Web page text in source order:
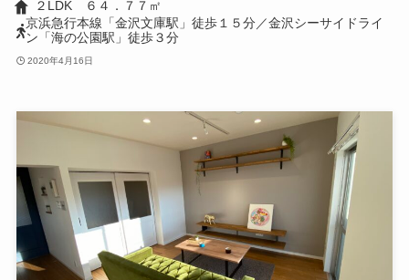
２LDK ６４．７７㎡
京浜急行本線「金沢文庫駅」徒歩１５分／金沢シーサイドライ
ン「海の公園駅」徒歩３分
2020年4月16日